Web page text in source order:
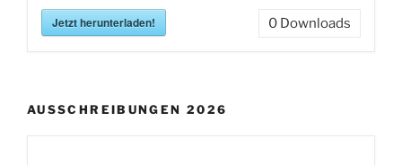
Jetzt herunterladen! 0 Downloads
AUSSCHREIBUNGEN 2026